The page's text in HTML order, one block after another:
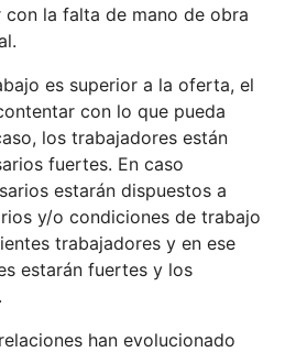
la falta de mano de obra
es superior a la oferta, el
con lo que pueda
los trabajadores están
fuertes. En caso
estarán dispuestos a
y/o condiciones de trabajo
trabajadores y en ese
estarán fuertes y los
han evolucionado